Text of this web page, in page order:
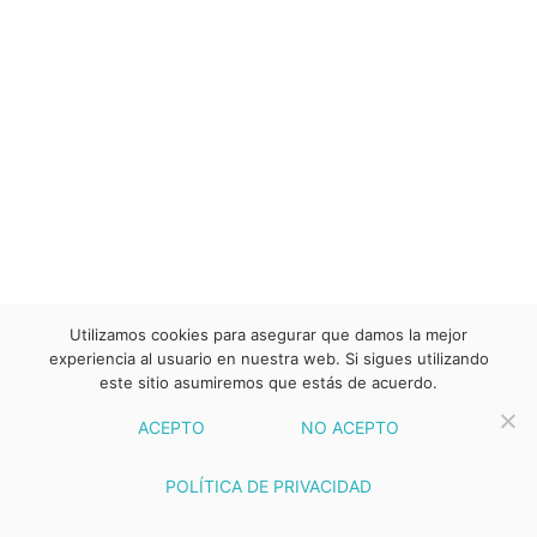
Utilizamos cookies para asegurar que damos la mejor
experiencia al usuario en nuestra web. Si sigues utilizando
este sitio asumiremos que estás de acuerdo.
ACEPTO NO ACEPTO
POLÍTICA DE PRIVACIDAD